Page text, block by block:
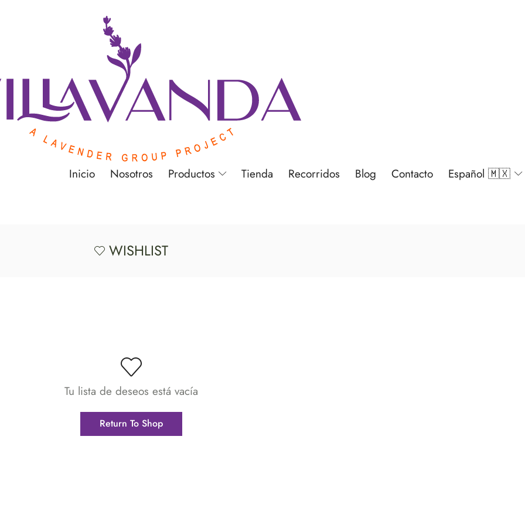
Inicio Nosotros Productos Tienda Recorridos Blog Contacto Español 🇲🇽
WISHLIST
Tu lista de deseos está vacía
Return To Shop